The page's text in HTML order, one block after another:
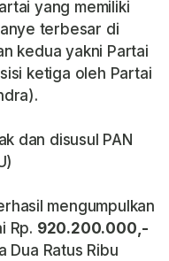
yang memiliki
terbesar di
kedua yakni Partai
ketiga oleh Partai
dan disusul PAN
mengumpulkan
Rp. 920.200.000,-
Dua Ratus Ribu